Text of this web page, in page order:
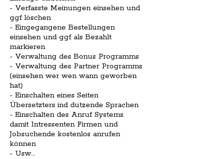
- Verfasste Meinungen einsehen und
ggf löschen
- Eingegangene Bestellungen
einsehen und ggf als Bezahlt
markieren
- Verwaltung des Bonus Programms
- Verwaltung des Partner Programms
(einsehen wer wen wann geworben
hat)
- Einschalten eines Seiten
Übersetzters ind dutzende Sprachen
- Einschalten des Anruf Systems
damit Intressenten Firmen und
Jobsuchende kostenlos anrufen
können
- Usw...